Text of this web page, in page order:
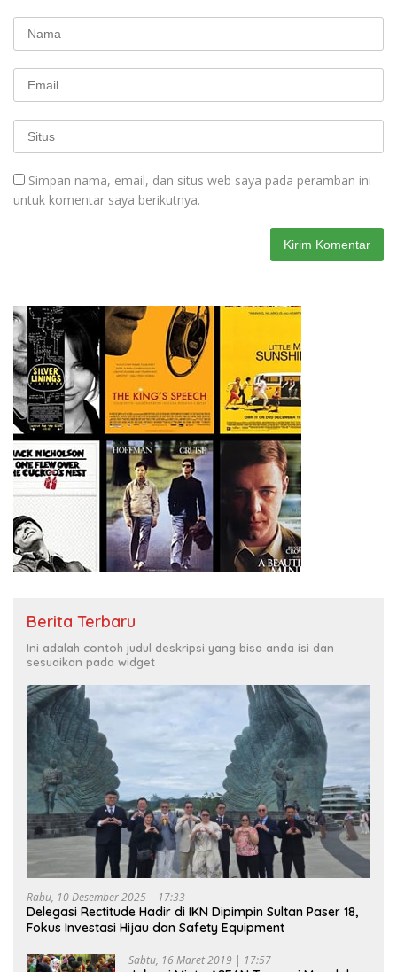
Simpan nama, email, dan situs web saya pada peramban ini
untuk komentar saya berikutnya.
Berita Terbaru
Ini adalah contoh judul deskripsi yang bisa anda isi dan
sesuaikan pada widget
Rabu, 10 Desember 2025 | 17:33
Delegasi Rectitude Hadir di IKN Dipimpin Sultan Paser 18,
Fokus Investasi Hijau dan Safety Equipment
Sabtu, 16 Maret 2019 | 17:57